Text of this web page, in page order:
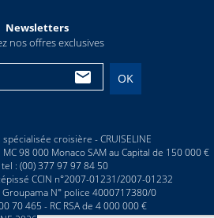
Newsletters
nos offres exclusives
OK
croisière - CRUISELINE
98 000 Monaco SAM au Capital de 150 000 €
: (00) 377 97 97 84 50
CCIN n°2007-01231/2007-01232
N° police 4000717380/0
70 465 - RC RSA de 4 000 000 €